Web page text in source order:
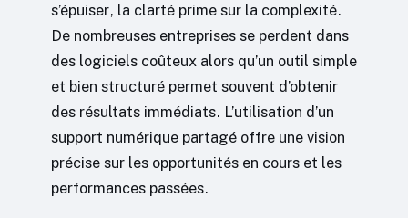
s’épuiser, la clarté prime sur la complexité.
De nombreuses entreprises se perdent dans
des logiciels coûteux alors qu’un outil simple
et bien structuré permet souvent d’obtenir
des résultats immédiats. L’utilisation d’un
support numérique partagé offre une vision
précise sur les opportunités en cours et les
performances passées.